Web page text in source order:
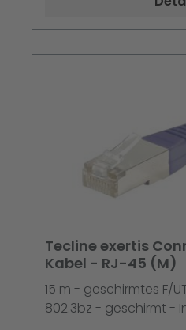
Tecline exertis
Kabel - RJ-45 (M)
15 m - geschirmtes F/
802.3bz - geschirmt -